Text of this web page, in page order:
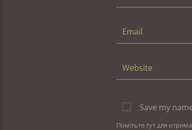
Save my
Помітьте тут для